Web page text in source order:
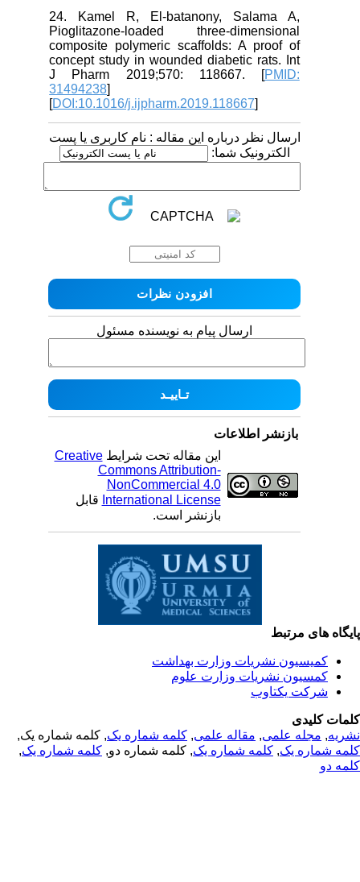
24. Kamel R, El-batanony, Salama A,
Pioglitazone-loaded three-dimensional
composite polymeric scaffolds: A proof of
concept study in wounded diabetic rats. Int
J Pharm 2019;570: 118667. [PMID:
31494238
[DOI:10.1016/j.ijpharm.2019.118667
ارسال نظر درباره این مقاله : نام کاربری یا پست
الکترونیک شما:
ارسال پیام به نویسنده مسئول
بازنشر اطلاعات
این مقاله تحت شرایطCreative
Commons Attribution-
NonCommercial 4.0
International Licenseقابل
بازنشر است.
های مرتبط
کمیسیون نشریات وزارت بهداشت
کمسیون نشریات وزارت علوم
شرکت یکتاوب
کلیدی
,مجله علمی, مقاله علمی, کلمه شماره یک, کلمه شماره یک,
شماره یک,کلمه شماره یک, کلمه شماره دو,کلمه شماره یک,
دو